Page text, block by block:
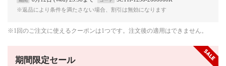
※返品により条件を満たさない場合、割引は無効になります
※1回のご注文に使えるクーポンは1つです。注文後の適用はできません。
期間限定セール